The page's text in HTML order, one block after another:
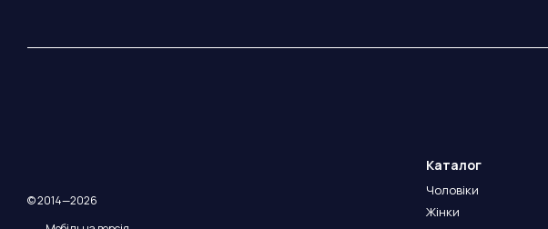
© 2014—2026
Каталог
Чоловіки
Жінки